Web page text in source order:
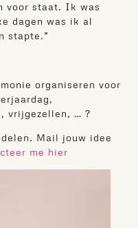
voor staat. Ik was
dagen was ik al
stapte.”
organiseren voor
vrijgezellen, … ?
Mail jouw idee
me hier